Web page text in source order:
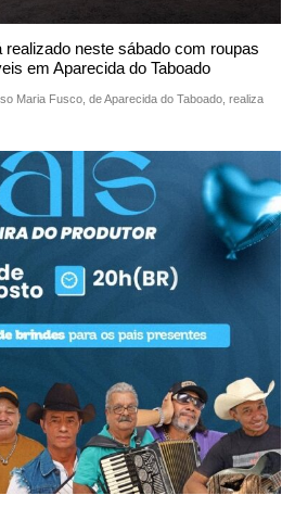
neste sábado com roupas
em Aparecida do Taboado
Maria Fusco, de Aparecida do Taboado, realiza